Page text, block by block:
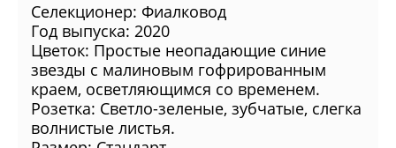
Селекционер: Фиалковод
Год выпуска: 2020
Цветок: Простые неопадающие синие
звезды с малиновым гофрированным
краем, осветляющимся со временем.
Розетка: Светло-зеленые, зубчатые, слегка
волнистые листья.